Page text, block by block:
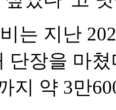
는 지난
단장을 마
지 약 3만